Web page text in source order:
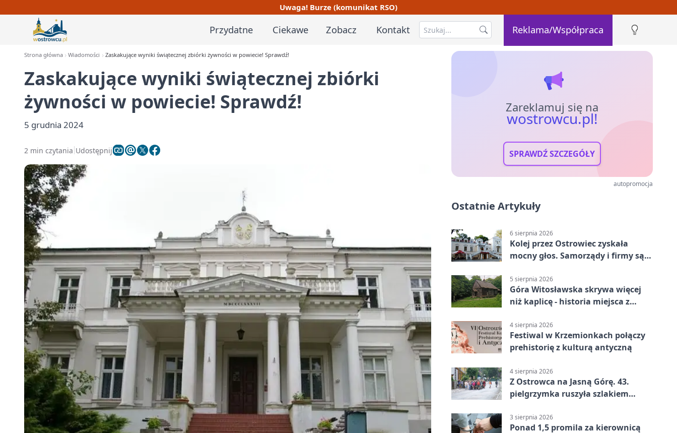
Uwaga! Burze (komunikat RSO)
Przydatne Ciekawe Zobacz Kontakt Reklama/Współpraca
Strona główna Wiadomości Zaskakujące wyniki świątecznej zbiórki żywności w powiecie! Sprawdź!
Zaskakujące wyniki świątecznej zbiórki
żywności w powiecie! Sprawdź!
5 grudnia 2024
2 min czytania Udostępnij
Zareklamuj się na
wostrowcu.pl!
SPRAWDŹ SZCZEGÓŁY
autopromocja
Ostatnie Artykuły
6 sierpnia 2026
Kolej przez Ostrowiec zyskała
mocny głos. Samorządy i firmy są
5 sierpnia 2026
Góra Witosławska skrywa więcej
niż kaplicę - historia miejsca z
4 sierpnia 2026
Festiwal w Krzemionkach połączy
prehistorię z kulturą antyczną
4 sierpnia 2026
Z Ostrowca na Jasną Górę. 43.
pielgrzymka ruszyła szlakiem
3 sierpnia 2026
Ponad 1,5 promila za kierownicą